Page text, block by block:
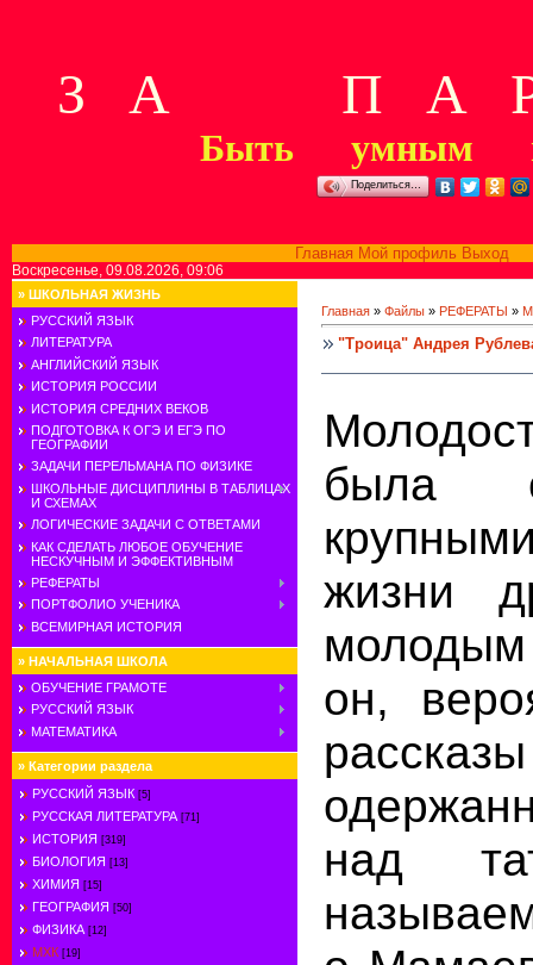
З А П А Р
Быть умным
Поделиться…
Главная Мой профиль Выход
Воскресенье, 09.08.2026, 09:06
» ШКОЛЬНАЯ ЖИЗНЬ
РУССКИЙ ЯЗЫК
ЛИТЕРАТУРА
АНГЛИЙСКИЙ ЯЗЫК
ИСТОРИЯ РОССИИ
ИСТОРИЯ СРЕДНИХ ВЕКОВ
ПОДГОТОВКА К ОГЭ И ЕГЭ ПО
ГЕОГРАФИИ
ЗАДАЧИ ПЕРЕЛЬМАНА ПО ФИЗИКЕ
ШКОЛЬНЫЕ ДИСЦИПЛИНЫ В ТАБЛИЦАХ
И СХЕМАХ
ЛОГИЧЕСКИЕ ЗАДАЧИ С ОТВЕТАМИ
КАК СДЕЛАТЬ ЛЮБОЕ ОБУЧЕНИЕ
НЕСКУЧНЫМ И ЭФФЕКТИВНЫМ
РЕФЕРАТЫ
ПОРТФОЛИО УЧЕНИКА
ВСЕМИРНАЯ ИСТОРИЯ
» НАЧАЛЬНАЯ ШКОЛА
ОБУЧЕНИЕ ГРАМОТЕ
РУССКИЙ ЯЗЫК
МАТЕМАТИКА
» Категории раздела
РУССКИЙ ЯЗЫК [5]
РУССКАЯ ЛИТЕРАТУРА [71]
ИСТОРИЯ [319]
БИОЛОГИЯ [13]
ХИМИЯ [15]
ГЕОГРАФИЯ [50]
ФИЗИКА [12]
МХК [19]
Главная » Файлы » РЕФЕРАТЫ »
"Троица" Андрея
была
жизни
он,
над